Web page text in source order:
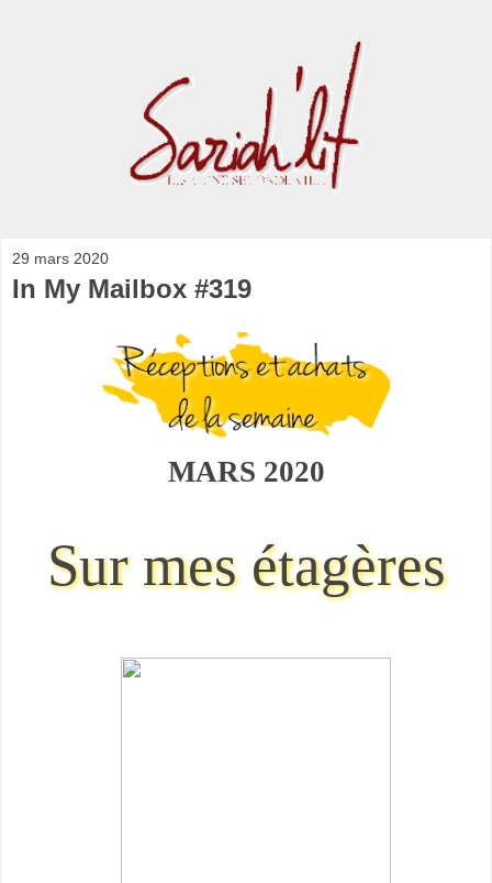
29 mars 2020
In My Mailbox #319
MARS 2020
Sur mes étagères